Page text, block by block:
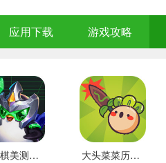
应用下载 游戏攻略
云顶棋美测服 最新版 大头菜菜历险记 好玩的